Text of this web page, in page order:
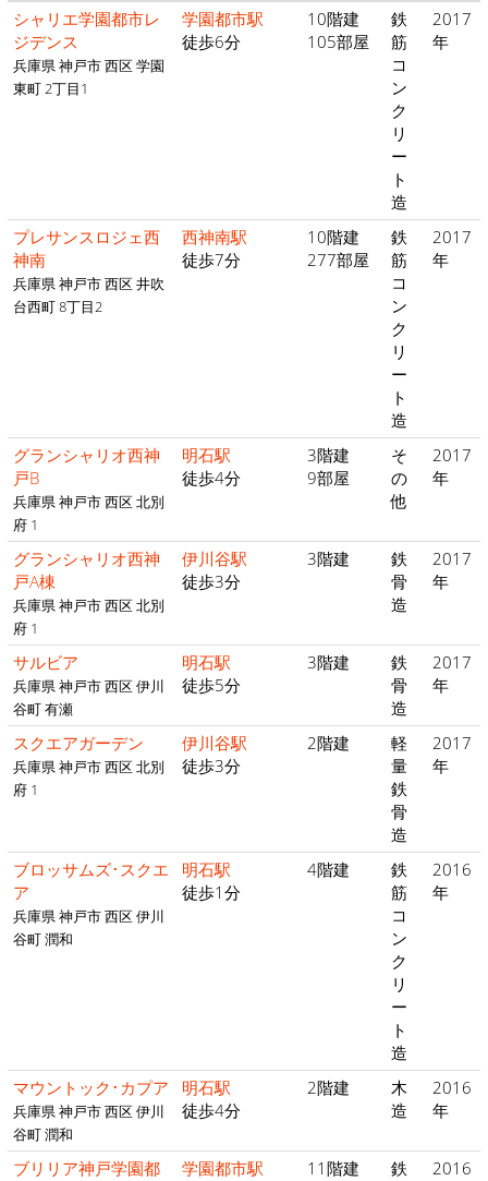
シャリエ学園都市レ
ジデンス
兵庫県 神戸市 西区 学園
東町 2丁目1
学園都市駅
徒歩6分
10階建
105部屋
鉄
筋
コ
ン
ク
リ
ー
ト
造
2017
年
プレサンスロジェ西
神南
兵庫県 神戸市 西区 井吹
台西町 8丁目2
西神南駅
徒歩7分
10階建
277部屋
鉄
筋
コ
ン
ク
リ
ー
ト
造
2017
年
グランシャリオ西神
戸B
兵庫県 神戸市 西区 北別
府 1
明石駅
徒歩4分
3階建
9部屋
そ
の
他
2017
年
グランシャリオ西神
戸A棟
兵庫県 神戸市 西区 北別
府 1
伊川谷駅
徒歩3分
3階建
鉄
骨
造
2017
年
サルビア
兵庫県 神戸市 西区 伊川
谷町 有瀬
明石駅
徒歩5分
3階建
鉄
骨
造
2017
年
スクエアガーデン
兵庫県 神戸市 西区 北別
府 1
伊川谷駅
徒歩3分
2階建
軽
量
鉄
骨
造
2017
年
ブロッサムズ･スクエ
ア
兵庫県 神戸市 西区 伊川
谷町 潤和
明石駅
徒歩1分
4階建
鉄
筋
コ
ン
ク
リ
ー
ト
造
2016
年
マウントック･カプア
兵庫県 神戸市 西区 伊川
谷町 潤和
明石駅
徒歩4分
2階建
木
造
2016
年
ブリリア神戸学園都
学園都市駅
11階建
鉄
2016